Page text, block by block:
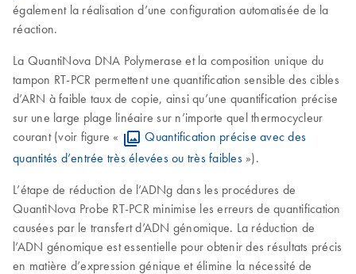
également la réalisation d’une configuration automatisée de la
réaction.
La QuantiNova DNA Polymerase et la composition unique du
tampon RT-PCR permettent une quantification sensible des cibles
d’ARN à faible taux de copie, ainsi qu’une quantification précise
sur une large plage linéaire sur n’importe quel thermocycleur
courant (voir figure «
Quantification précise avec des
quantités d’entrée très élevées ou très faibles»).
L’étape de réduction de l’ADNg dans les procédures de
QuantiNova Probe RT-PCR minimise les erreurs de quantification
causées par le transfert d’ADN génomique. La réduction de
l’ADN génomique est essentielle pour obtenir des résultats précis
en matière d’expression génique et élimine la nécessité de